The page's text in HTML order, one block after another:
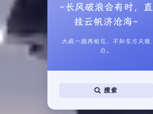
~长风破浪会有时，直
挂云帆济沧海~
大疯一趟两相忘，不知东方天既
白。
搜索